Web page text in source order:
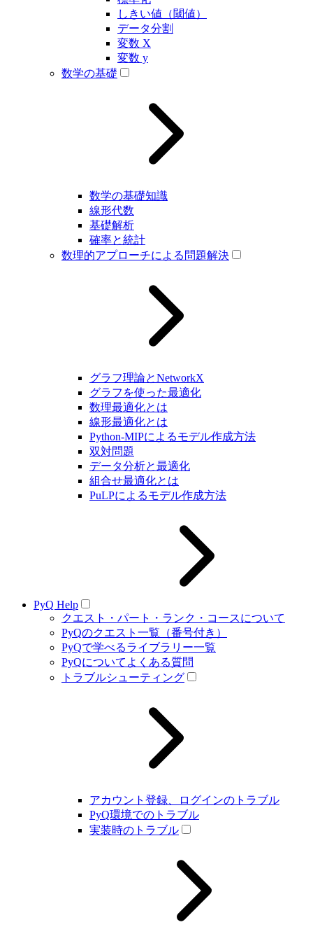
しきい値（閾値）
データ分割
変数 X
変数 y
数学の基礎
数学の基礎知識
線形代数
基礎解析
確率と統計
数理的アプローチによる問題解決
グラフ理論とNetworkX
グラフを使った最適化
数理最適化とは
線形最適化とは
Python-MIPによるモデル作成方法
双対問題
データ分析と最適化
組合せ最適化とは
PuLPによるモデル作成方法
PyQ Help
クエスト・パート・ランク・コースについて
PyQのクエスト一覧（番号付き）
PyQで学べるライブラリー一覧
PyQについてよくある質問
トラブルシューティング
アカウント登録、ログインのトラブル
PyQ環境でのトラブル
実装時のトラブル